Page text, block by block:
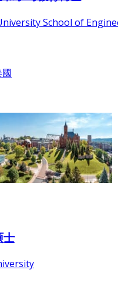
School of
士